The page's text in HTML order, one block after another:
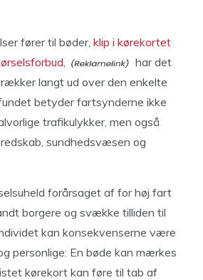
fører til bøder, klip i kørekortet
har det
langt ud over den enkelte
betyder fartsynderne ikke
trafikulykker, men også
sundhedsvæsen og
forårsaget af for høj fart
borgere og svække tilliden til
kan konsekvenserne være
personlige: En bøde kan mærkes
kørekort kan føre til tab af